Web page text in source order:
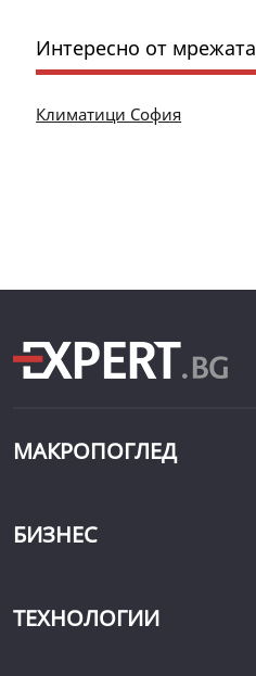
Интересно от мрежата
Климатици София
МАКРОПОГЛЕД
БИЗНЕС
ТЕХНОЛОГИИ